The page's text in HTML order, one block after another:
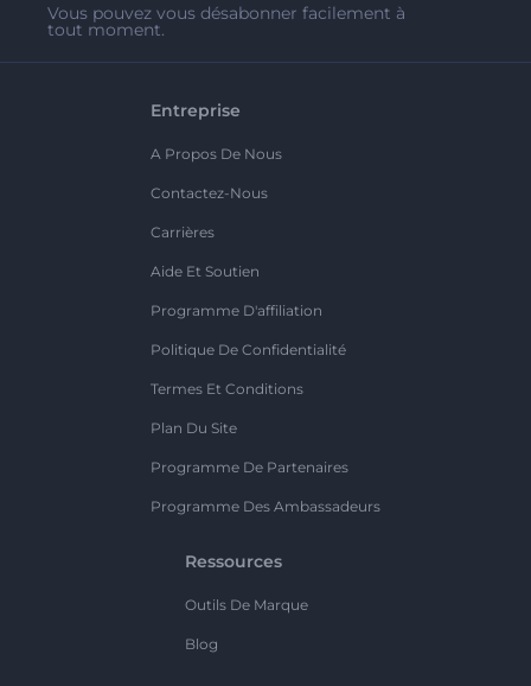
Vous pouvez vous désabonner facilement à
tout moment.
Entreprise
A Propos De Nous
Contactez-Nous
Carrières
Aide Et Soutien
Programme D'affiliation
Politique De Confidentialité
Termes Et Conditions
Plan Du Site
Programme De Partenaires
Programme Des Ambassadeurs
Ressources
Outils De Marque
Blog